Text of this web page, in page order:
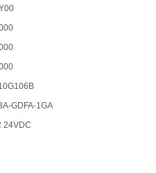
GDFA-1GA
24VDC